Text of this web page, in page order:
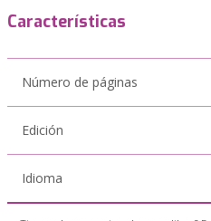
Características
Número de páginas
Edición
Idioma